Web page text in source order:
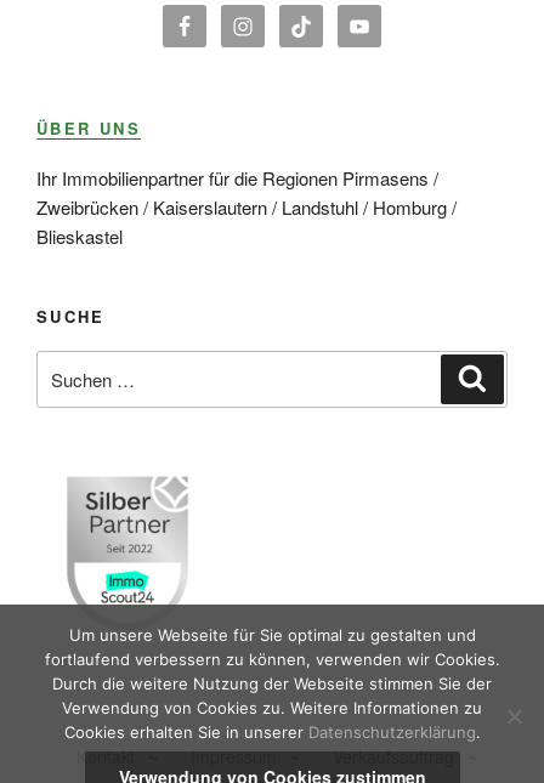
ÜBER UNS
Ihr Immobilienpartner für die Regionen Pirmasens /
Zweibrücken / Kaiserslautern / Landstuhl / Homburg /
Blieskastel
SUCHE
nach:
Kontakt ~ Impressum ~ Verkaufsauftrag
Um unsere Webseite für Sie optimal zu gestalten und
fortlaufend verbessern zu können, verwenden wir Cookies.
Durch die weitere Nutzung der Webseite stimmen Sie der
Verwendung von Cookies zu. Weitere Informationen zu
Cookies erhalten Sie in unserer Datenschutzerklärung.
Verwendung von Cookies zustimmen